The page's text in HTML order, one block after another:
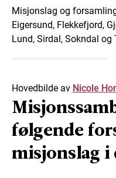
Misjonslag og
Eigersund, Flekkefjord,
Lund, Sirdal, Sokndal og
Hovedbilde av Nicole
følgende
misjonslag